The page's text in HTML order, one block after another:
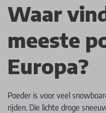
Waar
meeste
Europa?
Poeder is voor veel
rijden. Die lichte droge